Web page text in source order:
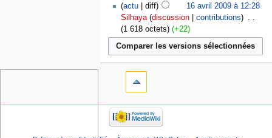
actu
diff
16 avril 2009 à 12:28
Silhaya discussion contributions
1 618 octets
+22